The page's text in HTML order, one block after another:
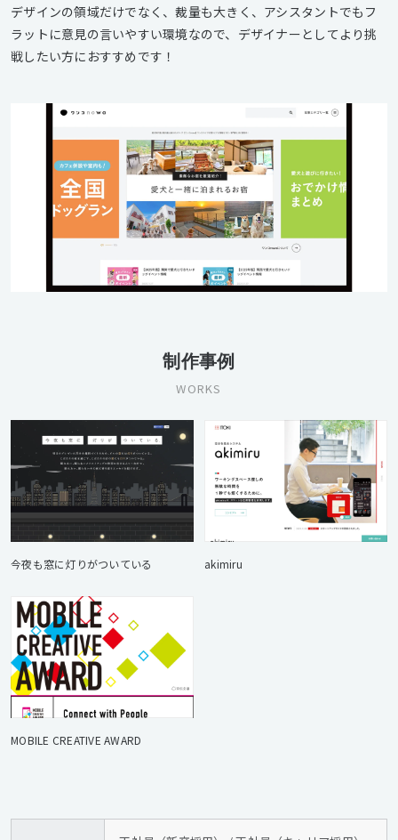
デザインの領域だけでなく、裁量も大きく、アシスタントでもフ
ラットに意見の言いやすい環境なので、デザイナーとしてより挑
戦したい方におすすめです！
制作事例
WORKS
今夜も窓に灯りがついている akimiru
MOBILE CREATIVE AWARD